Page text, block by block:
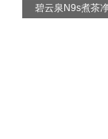
碧云泉N9s煮茶